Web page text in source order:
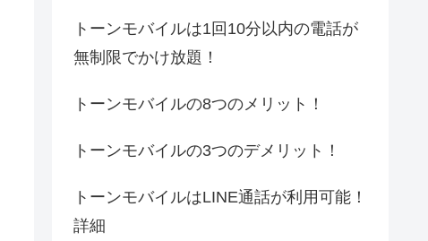
トーンモバイルは1回10分以内の電話が
無制限でかけ放題！
トーンモバイルの8つのメリット！
トーンモバイルの3つのデメリット！
トーンモバイルはLINE通話が利用可能！
詳細